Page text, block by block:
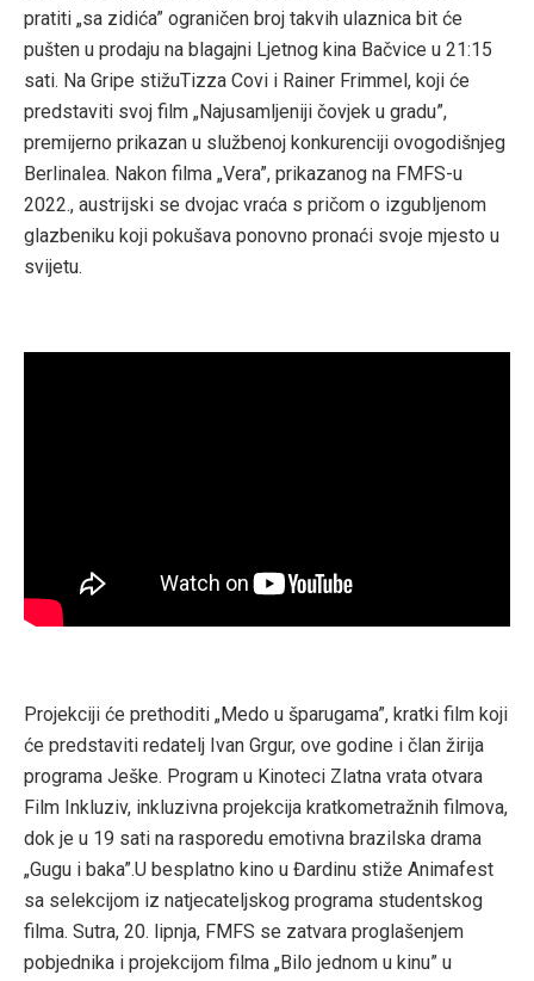
pratiti „sa zidića” ograničen broj takvih ulaznica bit će
pušten u prodaju na blagajni Ljetnog kina Bačvice u 21:15
sati. Na Gripe stižuTizza Covi i Rainer Frimmel, koji će
predstaviti svoj film „Najusamljeniji čovjek u gradu”,
premijerno prikazan u službenoj konkurenciji ovogodišnjeg
Berlinalea. Nakon filma „Vera”, prikazanog na FMFS-u
2022., austrijski se dvojac vraća s pričom o izgubljenom
glazbeniku koji pokušava ponovno pronaći svoje mjesto u
svijetu.
Projekciji će prethoditi „Medo u šparugama”, kratki film koji
će predstaviti redatelj Ivan Grgur, ove godine i član žirija
programa Ješke. Program u Kinoteci Zlatna vrata otvara
Film Inkluziv, inkluzivna projekcija kratkometražnih filmova,
dok je u 19 sati na rasporedu emotivna brazilska drama
„Gugu i baka”.U besplatno kino u Đardinu stiže Animafest
sa selekcijom iz natjecateljskog programa studentskog
filma. Sutra, 20. lipnja, FMFS se zatvara proglašenjem
pobjednika i projekcijom filma „Bilo jednom u kinu” u